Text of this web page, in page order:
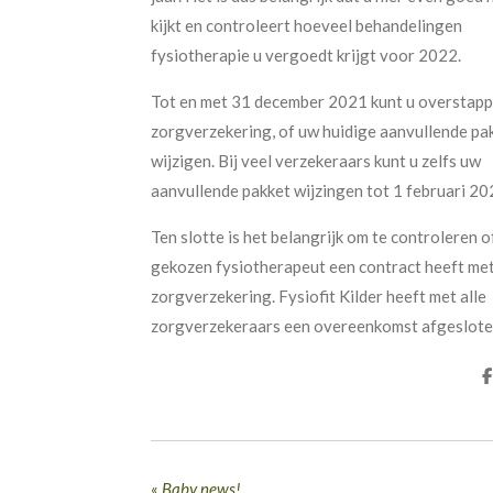
kijkt en controleert hoeveel behandelingen
fysiotherapie u vergoedt krijgt voor 2022.
Tot en met 31 december 2021 kunt u
zorgverzekering, of uw huidige aanvullende
wijzigen. Bij veel verzekeraars kunt u zelfs uw
aanvullende pakket wijzingen tot 1 februari
Ten slotte is het belangrijk om te controleren
gekozen fysiotherapeut een contract heeft
zorgverzekering. Fysiofit Kilder heeft met alle
zorgverzekeraars een overeenkomst
D
« Baby news!